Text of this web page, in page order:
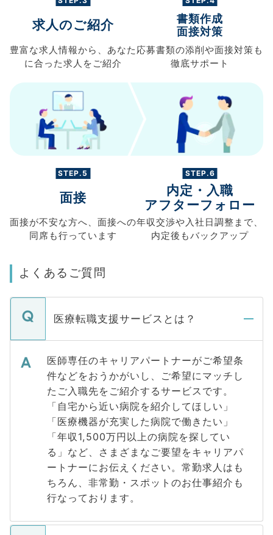
求人のご紹介
豊富な求人情報から、 あなた
に合った求人を ご紹介
書類作成
面接対策
応募書類の添削や面接対策も
徹底サポート
STEP.5
面接
面接が不安な方へ、 面接への
同席も行っています
STEP.6
内定・入職
アフターフォロー
年収交渉や入社日調整まで、
内定後もバックアップ
よくあるご質問
医療転職支援サービスとは？
医師専任のキャリアパートナーがご希望条
件などをおうかがいし、ご希望にマッチし
たご入職先をご紹介するサービスです。
「自宅から近い病院を紹介してほしい」
「医療機器が充実した病院で働きたい」
「年収1,500万円以上の病院を探してい
る」など、さまざまなご要望をキャリアパ
ートナーにお伝えください。常勤求人はも
ちろん、非常勤・スポットのお仕事紹介も
行なっております。